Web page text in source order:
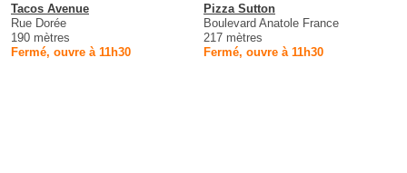
Tacos Avenue
Rue Dorée
190 mètres
Fermé, ouvre à 11h30
Pizza Sutton
Boulevard Anatole France
217 mètres
Fermé, ouvre à 11h30